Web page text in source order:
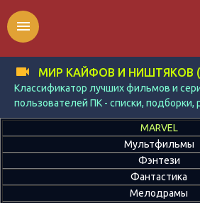
МИР КАЙФОВ И НИШТЯКОВ
Классификатор лучших фильмов и
пользователей ПК - списки, подборки,
menu
MARVEL
Мультфильмы
Фэнтези
Фантастика
Мелодрамы